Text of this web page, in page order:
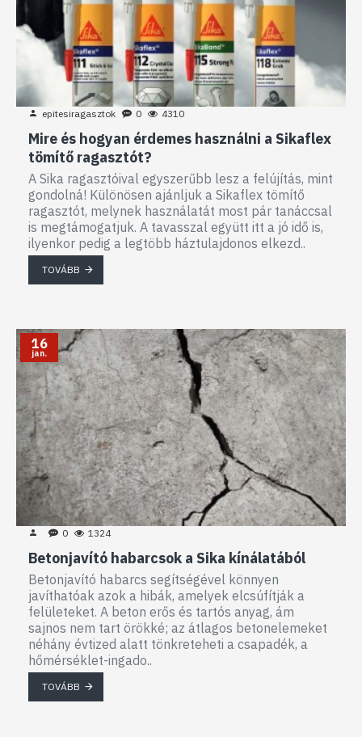
epitesiragasztok 0 4310
Mire és hogyan érdemes használni a Sikaflex
tömítő ragasztót?
A Sika ragasztóival egyszerűbb lesz a felújítás, mint
gondolná! Különösen ajánljuk a Sikaflex tömítő
ragasztót, melynek használatát most pár tanáccsal
is megtámogatjuk. A tavasszal együtt itt a jó idő is,
ilyenkor pedig a legtöbb háztulajdonos elkezd..
TOVÁBB
16
jan.
0 1324
Betonjavító habarcsok a Sika kínálatából
Betonjavító habarcs segítségével könnyen
javíthatóak azok a hibák, amelyek elcsúfítják a
felületeket. A beton erős és tartós anyag, ám
sajnos nem tart örökké; az átlagos betonelemeket
néhány évtized alatt tönkreteheti a csapadék, a
hőmérséklet-ingado..
TOVÁBB